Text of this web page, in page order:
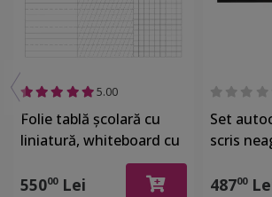
5.00
Folie tablă școlară cu
liniatură, whiteboard cu
liniatură tip 1, tip 2 şi
matematică, rolă de
55000Lei
Set
scris
mesaje,
decor
48700